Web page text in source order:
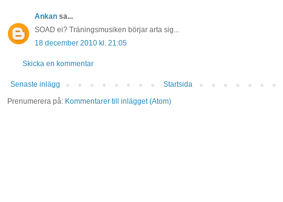
Ankan sa...
SOAD ei? Träningsmusiken börjar arta sig...
18 december 2010 kl. 21:05
Skicka en kommentar
Senaste inlägg
Startsida
Prenumerera på: Kommentarer till inlägget (Atom)